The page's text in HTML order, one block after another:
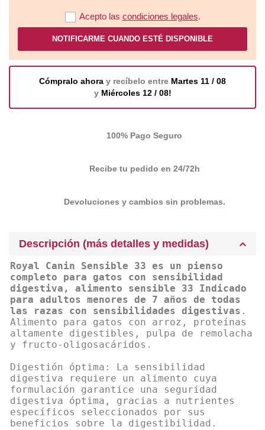
Acepto las condiciones legales.
NOTIFICARME CUANDO ESTÉ DISPONIBLE
Cómpralo ahora y recíbelo entre Martes 11 / 08
y Miércoles 12 / 08!
100% Pago Seguro
Recibe tu pedido en 24/72h
Devoluciones y cambios sin problemas.
Descripción (más detalles y medidas)
Royal Canin Sensible 33 es un pienso
completo para gatos con sensibilidad
digestiva, alimento sensible 33 Indicado
para adultos menores de 7 años de todas
las razas con sensibilidades digestivas .
Alimento para gatos con arroz, proteínas
altamente digestibles, pulpa de remolacha
y fructo-oligosacáridos.
Digestión óptima: La sensibilidad
digestiva requiere un alimento cuya
formulación garantice una seguridad
digestiva óptima, gracias a nutrientes
específicos seleccionados por sus
beneficios sobre la digestibilidad.